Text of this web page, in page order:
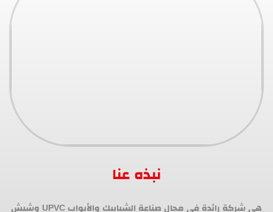
نبذه عنا
هي شركة رائدة في مجال صناعة الشبابيك والأبواب UPVC وشيش